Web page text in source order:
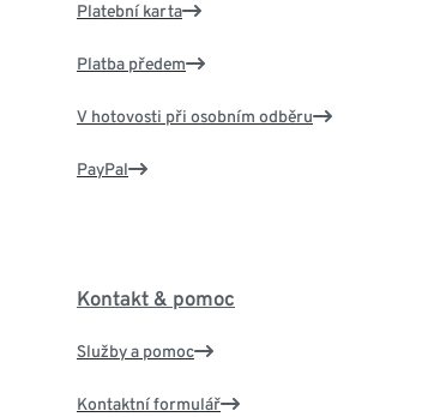
Platební karta
Platba předem
V hotovosti při osobním odběru
PayPal
Kontakt & pomoc
Služby a pomoc
Kontaktní formulář